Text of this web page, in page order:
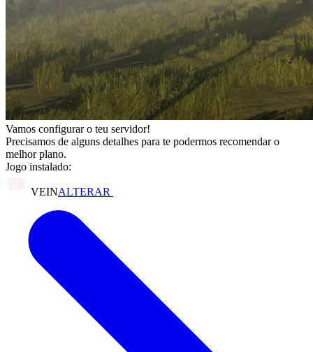
Vamos configurar o teu servidor!
Precisamos de alguns detalhes para te podermos recomendar o
melhor plano.
Jogo instalado:
VEINALTERAR